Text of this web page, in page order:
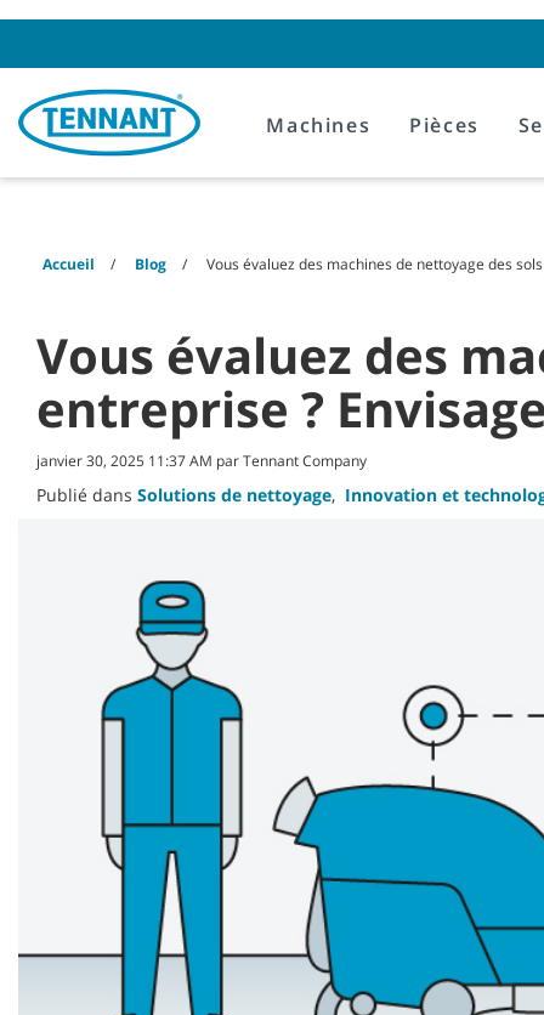
Machines Pièces
Accueil Blog Vous évaluez des machines de nettoyage des
Vous évaluez des
entreprise ?
janvier 30, 2025 11:37 AM par Tennant Company
Publié dans Solutions de nettoyage, Innovation et